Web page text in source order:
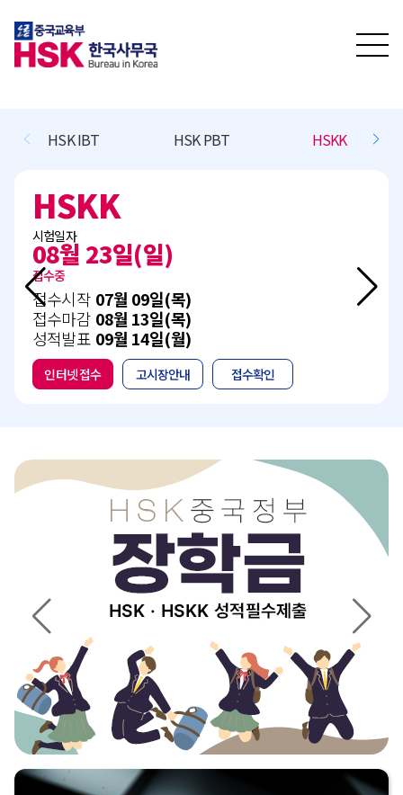
HSK IBT HSK PBT HSKK
HSKK
시험일자
08월 23일(일)
접수중
접수시작 07월 09일(목)
접수마감 08월 13일(목)
성적발표 09월 14일(월)
인터넷 접수 고시장안내 접수확인